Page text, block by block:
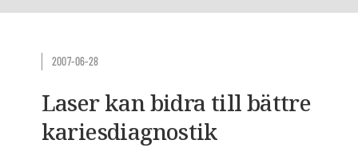
2007-06-28
Laser kan bidra till bättre
kariesdiagnostik